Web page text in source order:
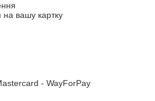
на вашу картку
- WayForPay